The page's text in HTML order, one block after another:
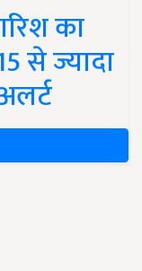
का
से ज्यादा